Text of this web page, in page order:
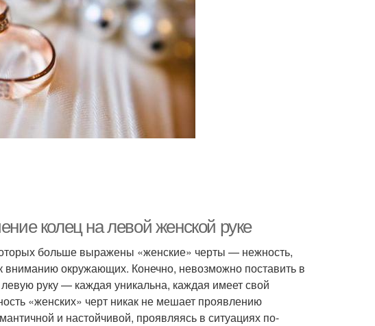
колец на левой женской руке
больше выражены «женские» черты — нежность,
вниманию окружающих. Конечно, невозможно поставить в
руку — каждая уникальна, каждая имеет свой
«женских» черт никак не мешает проявлению
и настойчивой, проявляясь в ситуациях по-